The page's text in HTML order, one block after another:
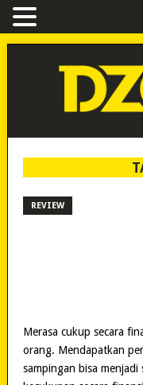
REVIEW
Merasa cukup secara
orang. Mendapatkan
sampingan bisa menjadi